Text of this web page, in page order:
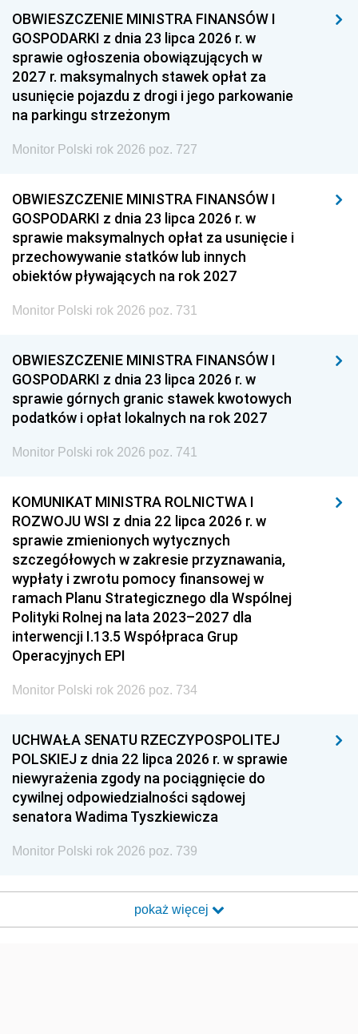
OBWIESZCZENIE MINISTRA FINANSÓW I
GOSPODARKI z dnia 23 lipca 2026 r. w
sprawie ogłoszenia obowiązujących w
2027 r. maksymalnych stawek opłat za
usunięcie pojazdu z drogi i jego parkowanie
na parkingu strzeżonym
Monitor Polski rok 2026 poz. 727
OBWIESZCZENIE MINISTRA FINANSÓW I
GOSPODARKI z dnia 23 lipca 2026 r. w
sprawie maksymalnych opłat za usunięcie i
przechowywanie statków lub innych
obiektów pływających na rok 2027
Monitor Polski rok 2026 poz. 731
OBWIESZCZENIE MINISTRA FINANSÓW I
GOSPODARKI z dnia 23 lipca 2026 r. w
sprawie górnych granic stawek kwotowych
podatków i opłat lokalnych na rok 2027
Monitor Polski rok 2026 poz. 741
KOMUNIKAT MINISTRA ROLNICTWA I
ROZWOJU WSI z dnia 22 lipca 2026 r. w
sprawie zmienionych wytycznych
szczegółowych w zakresie przyznawania,
wypłaty i zwrotu pomocy finansowej w
ramach Planu Strategicznego dla Wspólnej
Polityki Rolnej na lata 2023–2027 dla
interwencji I.13.5 Współpraca Grup
Operacyjnych EPI
Monitor Polski rok 2026 poz. 734
UCHWAŁA SENATU RZECZYPOSPOLITEJ
POLSKIEJ z dnia 22 lipca 2026 r. w sprawie
niewyrażenia zgody na pociągnięcie do
cywilnej odpowiedzialności sądowej
senatora Wadima Tyszkiewicza
Monitor Polski rok 2026 poz. 739
pokaż więcej